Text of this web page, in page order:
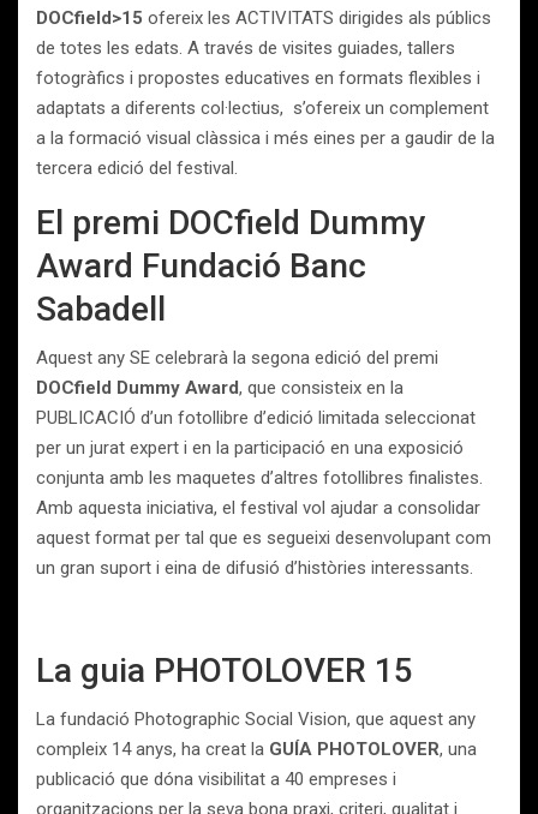
DOCfield>15 ofereix les ACTIVITATS dirigides als públics
de totes les edats. A través de visites guiades, tallers
fotogràfics i propostes educatives en formats flexibles i
adaptats a diferents col·lectius, s’ofereix un complement
a la formació visual clàssica i més eines per a gaudir de la
tercera edició del festival.
El premi DOCfield Dummy
Award Fundació Banc
Sabadell
Aquest any SE celebrarà la segona edició del premi
DOCfield Dummy Award, que consisteix en la
PUBLICACIÓ d’un fotollibre d’edició limitada seleccionat
per un jurat expert i en la participació en una exposició
conjunta amb les maquetes d’altres fotollibres finalistes.
Amb aquesta iniciativa, el festival vol ajudar a consolidar
aquest format per tal que es segueixi desenvolupant com
un gran suport i eina de difusió d’històries interessants.
La guia PHOTOLOVER 15
La fundació Photographic Social Vision, que aquest any
compleix 14 anys, ha creat la GUÍA PHOTOLOVER, una
publicació que dóna visibilitat a 40 empreses i
organitzacions per la seva bona praxi, criteri, qualitat i